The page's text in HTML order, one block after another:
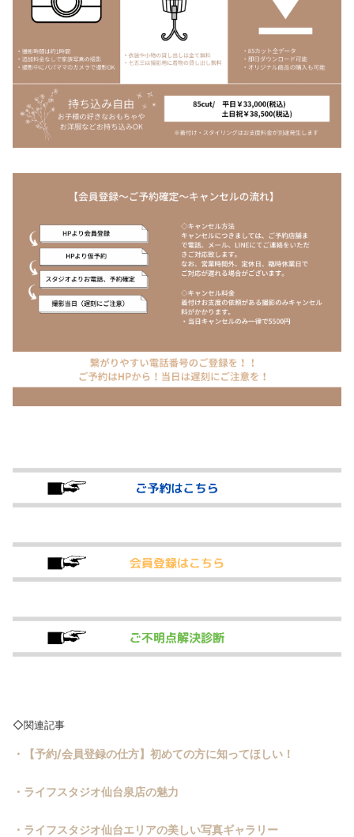
◇関連記事
・ 【予約/会員登録の仕方】初めての方に知ってほしい！
・ライフスタジオ仙台泉店の魅力
・ライフスタジオ仙台エリアの美しい写真ギャラリー